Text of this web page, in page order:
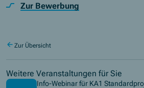
Zur Bewerbung
Zur Übersicht
Weitere Veranstaltungen für Sie
Info-Webinar für KA1